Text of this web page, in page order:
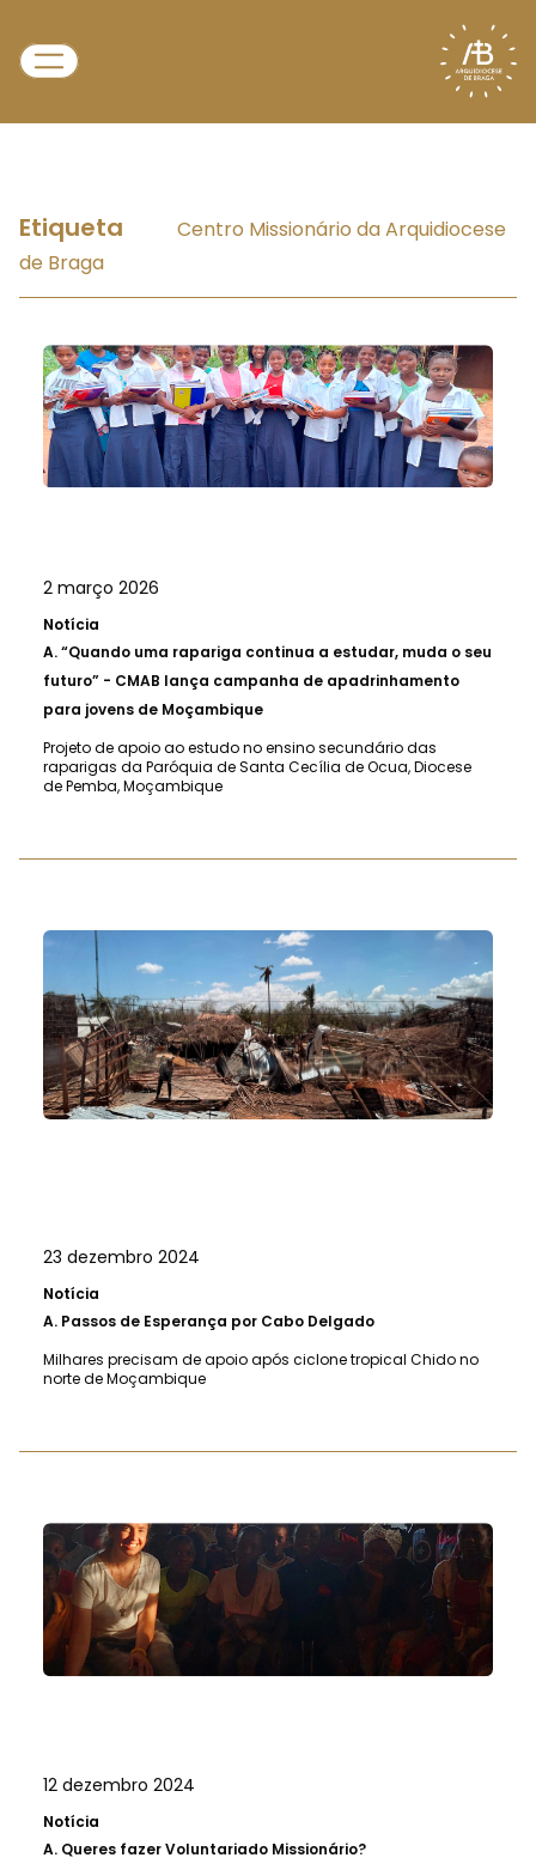
Etiqueta
Centro Missionário da Arquidiocese
de Braga
2 março 2026
Notícia
A.“Quando uma rapariga continua a estudar, muda o seu
futuro” - CMAB lança campanha de apadrinhamento
para jovens de Moçambique
Projeto de apoio ao estudo no ensino secundário das
raparigas da Paróquia de Santa Cecília de Ocua, Diocese
de Pemba, Moçambique
23 dezembro 2024
Notícia
A. Passos de Esperança por Cabo Delgado
Milhares precisam de apoio após ciclone tropical Chido no
norte de Moçambique
12 dezembro 2024
Notícia
A. Queres fazer Voluntariado Missionário?